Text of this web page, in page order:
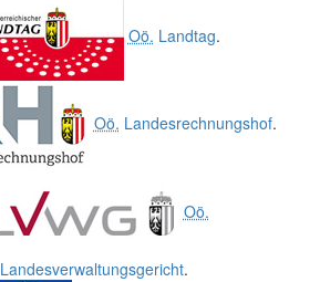
Oö. Landtag.
Oö. Landesrechnungshof.
Oö.
Landesverwaltungsgericht.